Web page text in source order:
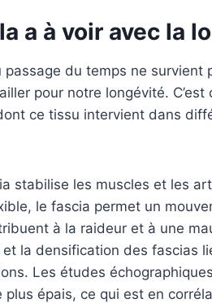
a à voir avec la
du temps ne survient
pour notre longévité.
ce tissu intervient dans
stabilise les muscles et les
le fascia permet un
à la raideur et à une
et la densification des fascias
Les études
épais, ce qui est en